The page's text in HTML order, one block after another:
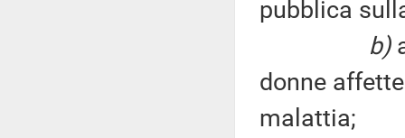
pubblica
b)
donne
malattia;